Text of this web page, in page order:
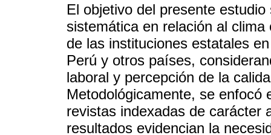
El objetivo del presente
sistemática en relación al
de las instituciones estatales
Perú y otros países,
laboral y percepción de la
Metodológicamente, se enfocó
revistas indexadas de carácter
resultados evidencian la